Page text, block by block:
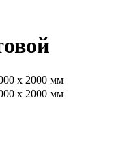
х 2000 мм
х 2000 мм